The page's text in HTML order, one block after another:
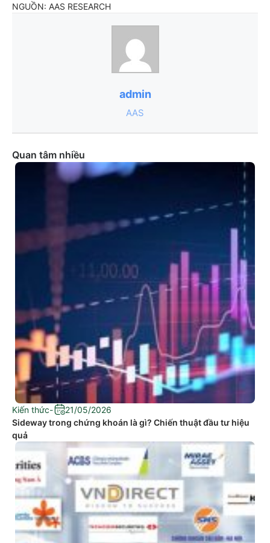
NGUỒN: AAS RESEARCH
admin
AAS
Quan tâm nhiều
Kiến thức-
21/05/2026
Sideway trong chứng khoán là gì? Chiến thuật đầu tư hiệu
quả